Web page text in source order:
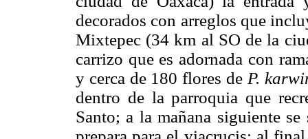
decorados con arreglos que
Mixtepec (34 km al SO de la
carrizo que es adornada con
y cerca de 180 flores de P.
dentro de la parroquia que
Santo; a la mañana siguiente